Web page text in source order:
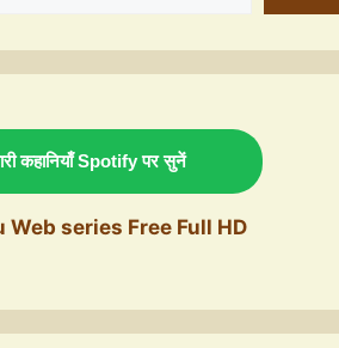
कहानियाँ Spotify पर सुनें
Web series Free Full HD